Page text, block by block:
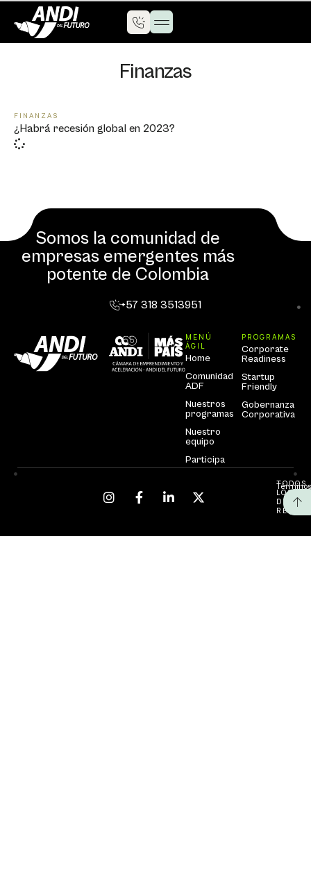
Finanzas
FINANZAS
¿Habrá recesión global en 2023?
Somos la comunidad de
empresas emergentes más
potente de Colombia
+57 318 3513951
MENÚ
ÁGIL
Home
Comunidad
ADF
Nuestros
programas
Nuestro
equipo
Participa
PROGRAMAS
Corporate
Readiness
Startup
Friendly
Gobernanza
Corporativa
TODOS
LOS